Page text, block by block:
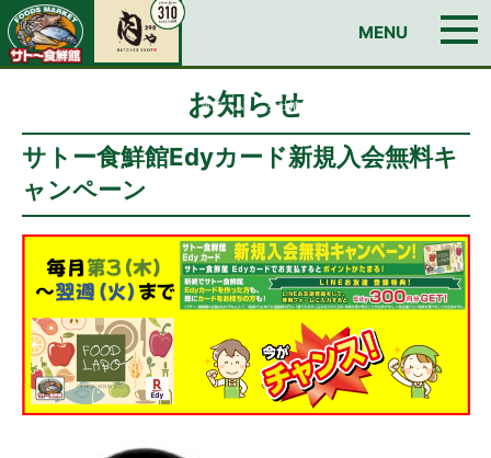
今週のチラシ
私達のレシピ
筑前ハム
会社情報
MENU
お問い合わせ
お知らせ
サトー食鮮館Edyカード新規入会無料キ
ャンペーン